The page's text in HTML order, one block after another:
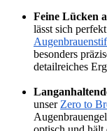
Feine Lücken
lässt sich
besonders
detailreiches
unser Zero to